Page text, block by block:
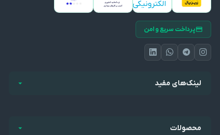
پرداخت سریع و امن
لینک‌های مفید
محصولات